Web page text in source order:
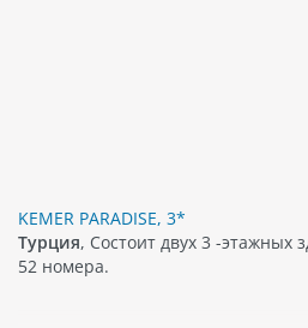
KEMER PARADISE, 3*
Турция, Состоит двух 3 -этажных
52 номера.